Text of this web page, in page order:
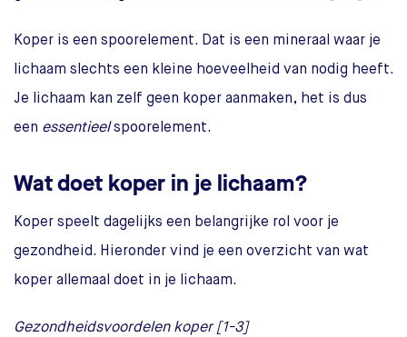
Koper is een spoorelement. Dat is een mineraal waar je
lichaam slechts een kleine hoeveelheid van nodig heeft.
Je lichaam kan zelf geen koper aanmaken, het is dus
een essentieelspoorelement.
Wat doet koper in je lichaam?
Koper speelt dagelijks een belangrijke rol voor je
gezondheid. Hieronder vind je een overzicht van wat
koper allemaal doet in je lichaam.
Gezondheidsvoordelen koper [1-3]